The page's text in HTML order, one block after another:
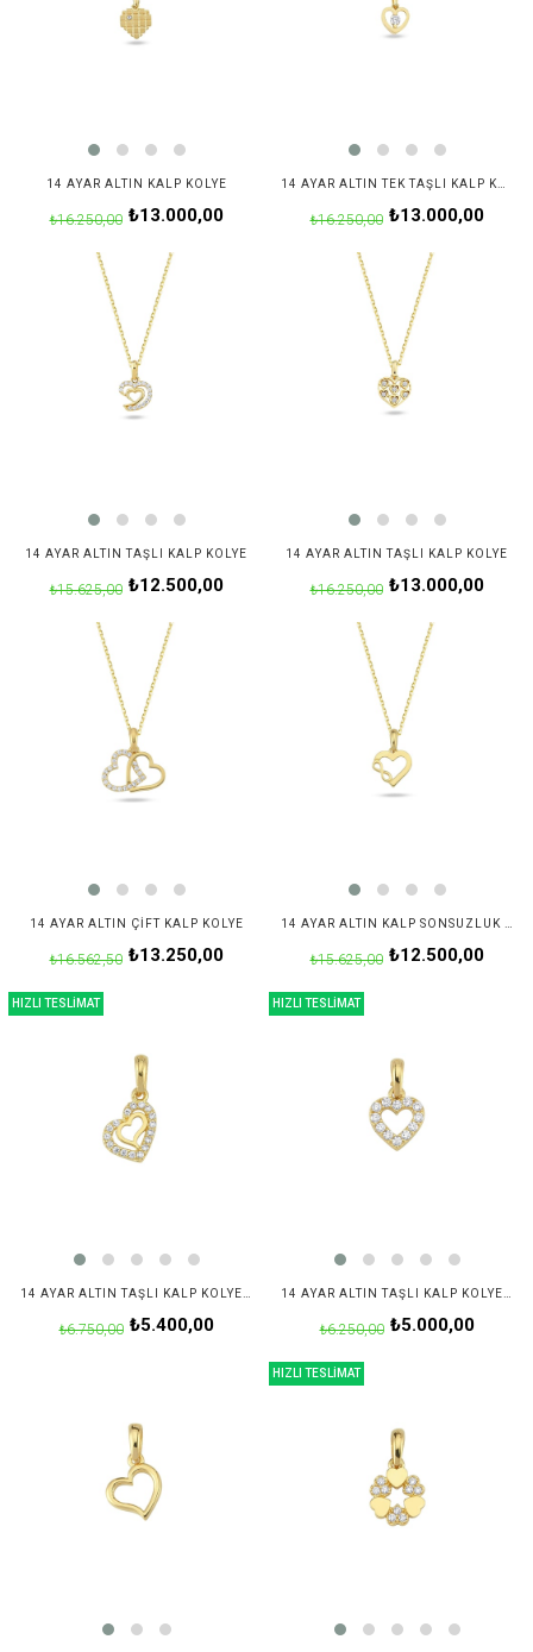
14 AYAR ALTIN KALP KOLYE
₺13.000,00
₺16.250,00 ₺13.000,00
₺16.250,00
14 AYAR ALTIN TAŞLI KALP KOLYE
₺12.500,00
₺15.625,00
14 AYAR ALTIN TAŞLI KALP KOLYE
₺13.000,00
₺16.250,00
14 AYAR ALTIN ÇIFT KALP KOLYE
₺13.250,00
₺16.562,50 ₺12.500,00
₺15.625,00
₺5.400,00
₺6.750,00
HIZLI TESLİMAT
₺5.000,00
₺6.250,00
HIZLI TESLİMAT
HIZLI TESLİMAT